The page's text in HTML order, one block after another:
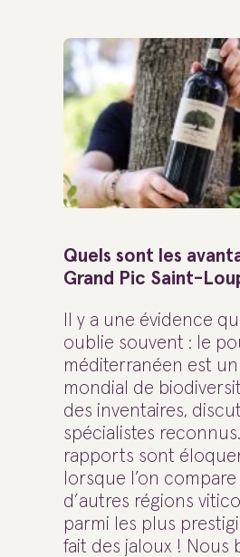
Quels sont les
Grand Pic Saint-
Il y a une évidence
oublie souvent : le
méditerranéen est
mondial de
des inventaires,
spécialistes
rapports sont
lorsque l’on compare
d’autres régions
parmi les plus
fait des jaloux ! Nous